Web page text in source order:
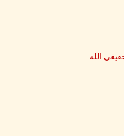
الله